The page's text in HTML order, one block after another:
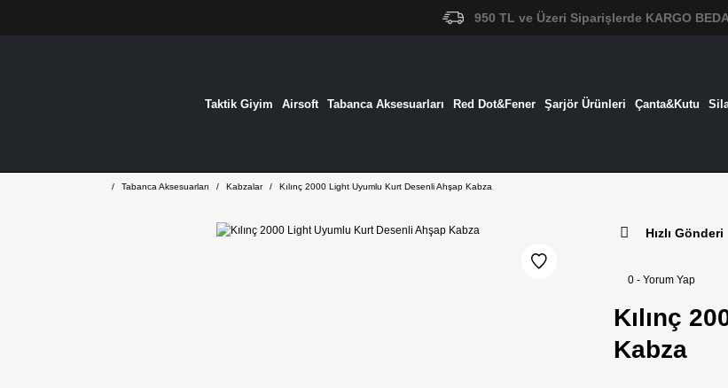
950 TL ve Üzeri Siparişlerde KARGO
Taktik Giyim Airsoft Tabanca Aksesuarları Red Dot&Fener Şarjör Ürünleri Çanta&Kutu
Tabanca Aksesuarları Kabzalar Kılınç 2000 Light Uyumlu Kurt Desenli Ahşap Kabza
Hızlı Gönderi
0 - Yorum Yap
Kılınç
Kabza